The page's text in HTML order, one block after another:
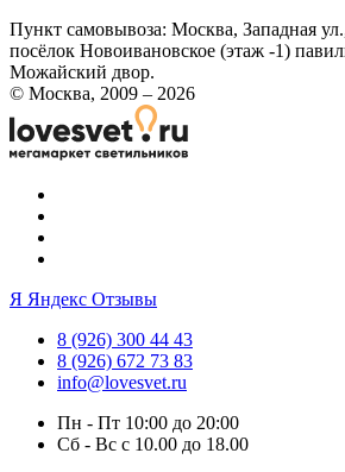
Пункт самовывоза: Москва, Западная
посёлок Новоивановское (этаж -1)
Можайский двор.
© Москва, 2009 – 2026
Я Яндекс Отзывы
8 (926) 300 44 43
8 (926) 672 73 83
info@lovesvet.ru
Пн - Пт 10:00 до 20:00
Сб - Вс с 10.00 до 18.00